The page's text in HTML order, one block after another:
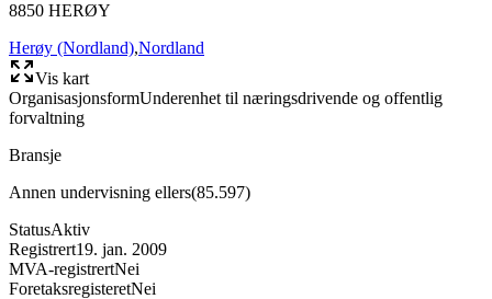
8850 HERØY
Herøy (Nordland),Nordland
Vis kart
OrganisasjonsformUnderenhet til næringsdrivende og offentlig
forvaltning
Bransje
Annen undervisning ellers(85.597)
StatusAktiv
Registrert19. jan. 2009
MVA-registrertNei
ForetaksregisteretNei